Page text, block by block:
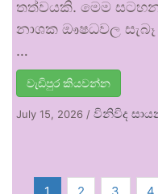
තත්වයකි. මෙම
නාශක ඖෂධවල සැබෑ
…
වැඩිපුර කියවන්න
July 15, 2026 / විනිවිද